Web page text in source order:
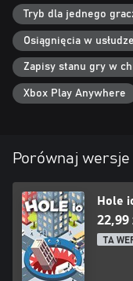
Tryb dla jednego
Osiągnięcia w
Zapisy stanu gry w
Xbox Play Anywhere
Porównaj wersje
Hole
22,99
TA